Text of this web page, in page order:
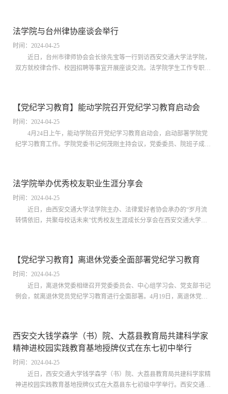
经过前期各支部作品推荐和学院初赛，从42件作品中共评选出13件高质量
作品进入决赛...
法学院与台州律协座谈会举行
时间：2024-04-25
​近日，台州市律师协会会长徐先宝等一行到访西安交通大学法学院，
双方就校律合作、校园招聘等事宜开展座谈交流。法学院学生工作专职委
培养卓越的法治人才。台州地处我国沿海，经济发达，涉外企业众多，希
望双方加强合...
【党纪学习教育】能动学院召开党纪学习教育启动会
时间：2024-04-25
4月24日上午，能动学院召开党纪学习教育启动会，启动部署学院党
纪学习教育工作。学院党委书记何茂刚主持会议，党委委员、院班子成
学习教育实施方案》文件精神。会上强调了党纪学习教育的重要性和紧迫
性，指出加强党纪学习...
法学院举办优秀校友职业生涯分享会
时间：2024-04-25
近日，由西安交通大学法学院主办、法律爱好者协会承办的“岁月流
转情依旧，共聚母校话未来”优秀校友生涯成长分享会在西安交通大学兴
员、王力咖啡（上海）有限公司联合创始人、CEO和央视制片人、导演
等。​五位校友分别从...
【党纪学习教育】离退休党委全面部署党纪学习教育
时间：2024-04-25
近日，离退休党委相继召开党委委员会、中心组学习会、党支部书记
例会，就离退休党员党纪学习教育进行全面部署。4月19日，离退休党委
委在三个校区召开党支部书记例会，部署离退休党委党纪学习教育工作。
黄湘怀书记从扎实开...
西安交大钱学森学（书）院、大荔县教育局共建科学家
精神进校园实践教育基地授牌仪式在东七初中举行
时间：2024-04-25
近日，西安交通大学钱学森学（书）院、大荔县教育局共建科学家精
神进校园实践教育基地授牌仪式在大荔县东七初级中学举行。西安交通大